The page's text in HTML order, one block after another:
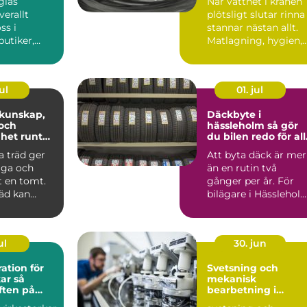
i
Sy...
plötsligt slutar rinna
stannar nästan allt.
Matlagning, hygien,
runt
träd ger
och
en tomt.
kan
01. jul
Däckbyte i
hässleholm så gör
du bilen redo för
Att byta däck är mer
än en rutin två
gånger per år. För
bilägare i
säkerhe...
för
på
30. jun
Svetsning och
mekanisk
bearbetning i